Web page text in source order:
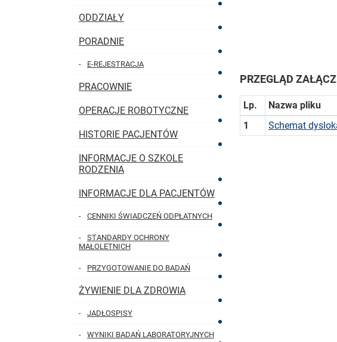
ODDZIAŁY
PORADNIE
E-REJESTRACJA
PRACOWNIE
OPERACJE ROBOTYCZNE
HISTORIE PACJENTÓW
INFORMACJE O SZKOLE
RODZENIA
INFORMACJE DLA PACJENTÓW
CENNIKI ŚWIADCZEŃ ODPŁATNYCH
STANDARDY OCHRONY
MAŁOLETNICH
PRZYGOTOWANIE DO BADAŃ
ŻYWIENIE DLA ZDROWIA
JADŁOSPISY
WYNIKI BADAŃ LABORATORYJNYCH
PRZEGLĄD
Lp. Nazwa pliku
1
Schemat